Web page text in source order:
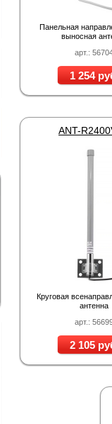
арт.:
Панельная
выносная
1 254
арт.:
ANT-
Круговая
антенна
2 105